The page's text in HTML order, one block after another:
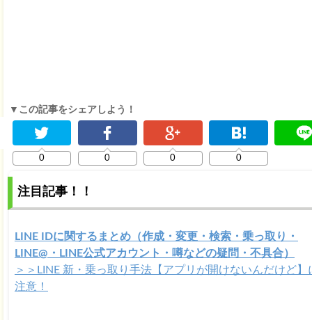
▼この記事をシェアしよう！
0 0 0 0
注目記事！！
LINE IDに関するまとめ（作成・変更・検索・乗っ取り・
LINE@・LINE公式アカウント・噂などの疑問・不具合）
＞＞LINE 新・乗っ取り手法【アプリが開けないんだけど】
注意！